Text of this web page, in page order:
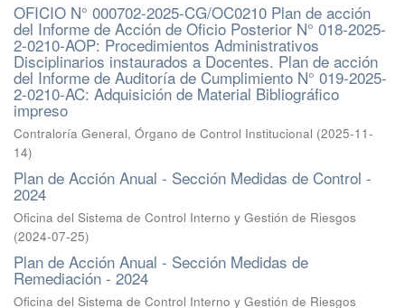
OFICIO N° 000702-2025-CG/OC0210 Plan de acción
del Informe de Acción de Oficio Posterior N° 018-2025-
2-0210-AOP: Procedimientos Administrativos
Disciplinarios instaurados a Docentes. Plan de acción
del Informe de Auditoría de Cumplimiento N° 019-2025-
2-0210-AC: Adquisición de Material Bibliográfico
impreso
Contraloría General, Órgano de Control Institucional (2025-11-
14)
Plan de Acción Anual - Sección Medidas de Control -
2024
Oficina del Sistema de Control Interno y Gestión de Riesgos
(2024-07-25)
Plan de Acción Anual - Sección Medidas de
Remediación - 2024
Oficina del Sistema de Control Interno y Gestión de Riesgos